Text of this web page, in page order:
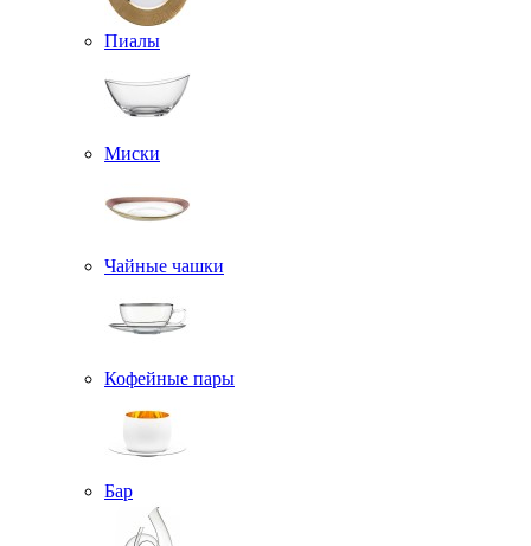
Пиалы
Миски
Чайные чашки
Кофейные пары
Бар